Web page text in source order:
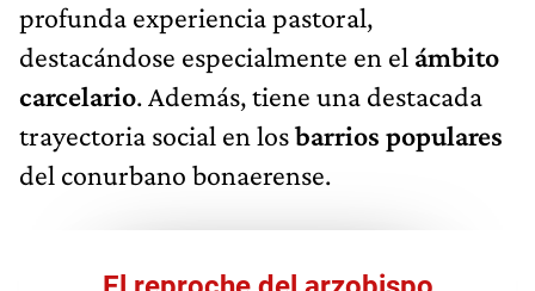
profunda experiencia pastoral,
destacándose especialmente en el ámbito
carcelario. Además, tiene una destacada
trayectoria social en losbarrios populares
del conurbano bonaerense.